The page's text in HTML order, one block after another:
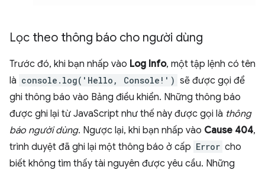
Lọc theo thông báo cho người dùng
Trước đó, khi bạn nhấp vào Log Info, một tập lệnh có tên
là console.log('Hello, Console!') sẽ được gọi để
ghi thông báo vào Bảng điều khiển. Những thông báo
được ghi lại từ JavaScript như thế này được gọi là thông
báo người dùng. Ngược lại, khi bạn nhấp vào Cause 404,
trình duyệt đã ghi lại một thông báo ở cấp Error cho
biết không tìm thấy tài nguyên được yêu cầu. Những